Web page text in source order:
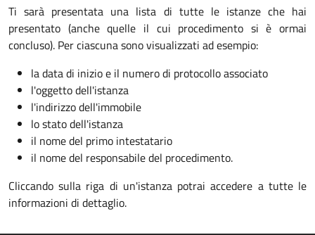
Ti sarà presentata una lista di tutte le istanze che hai
presentato (anche quelle il cui procedimento si è ormai
concluso). Per ciascuna sono visualizzati ad esempio:
la data di inizio e il numero di protocollo associato
l'oggetto dell'istanza
l'indirizzo dell'immobile
lo stato dell'istanza
il nome del primo intestatario
il nome del responsabile del procedimento.
Cliccando sulla riga di un'istanza potrai accedere a tutte le
informazioni di dettaglio.